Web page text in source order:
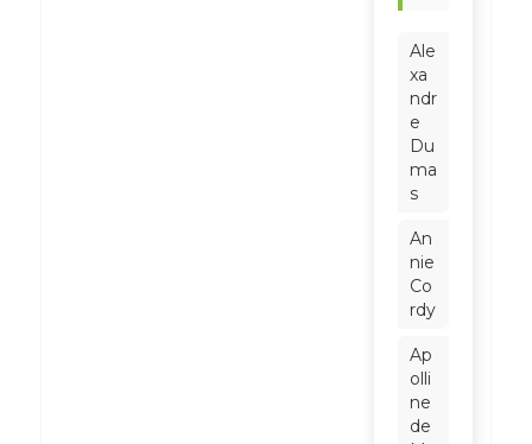
Ale
xa
ndr
e
Du
ma
s
An
nie
Co
rdy
Ap
olli
ne
de